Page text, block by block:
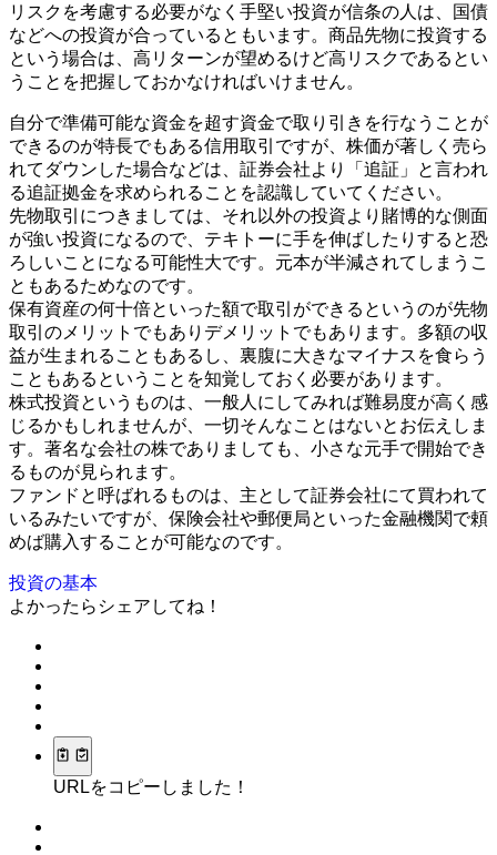
リスクを考慮する必要がなく手堅い投資が信条の人は、国債
などへの投資が合っているともいます。商品先物に投資する
という場合は、高リターンが望めるけど高リスクであるとい
うことを把握しておかなければいけません。
自分で準備可能な資金を超す資金で取り引きを行なうことが
できるのが特長でもある信用取引ですが、株価が著しく売ら
れてダウンした場合などは、証券会社より「追証」と言われ
る追証拠金を求められることを認識していてください。
先物取引につきましては、それ以外の投資より賭博的な側面
が強い投資になるので、テキトーに手を伸ばしたりすると恐
ろしいことになる可能性大です。元本が半減されてしまうこ
ともあるためなのです。
保有資産の何十倍といった額で取引ができるというのが先物
取引のメリットでもありデメリットでもあります。多額の収
益が生まれることもあるし、裏腹に大きなマイナスを食らう
こともあるということを知覚しておく必要があります。
株式投資というものは、一般人にしてみれば難易度が高く感
じるかもしれませんが、一切そんなことはないとお伝えしま
す。著名な会社の株でありましても、小さな元手で開始でき
るものが見られます。
ファンドと呼ばれるものは、主として証券会社にて買われて
いるみたいですが、保険会社や郵便局といった金融機関で頼
めば購入することが可能なのです。
投資の基本
よかったらシェアしてね！
URLをコピーしました！